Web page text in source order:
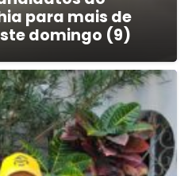
para mais de
domingo (9)